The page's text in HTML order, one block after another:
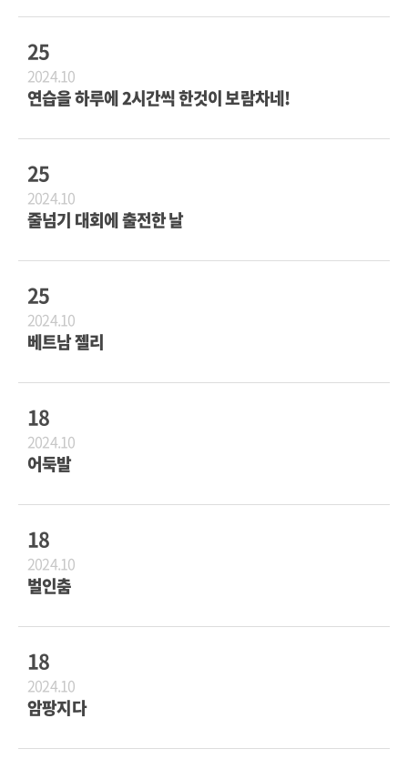
25
2024.10
연습을 하루에 2시간씩 한것이 보람차네!
25
2024.10
줄넘기 대회에 출전한 날
25
2024.10
베트남 젤리
18
2024.10
어둑발
18
2024.10
벌인춤
18
2024.10
암팡지다